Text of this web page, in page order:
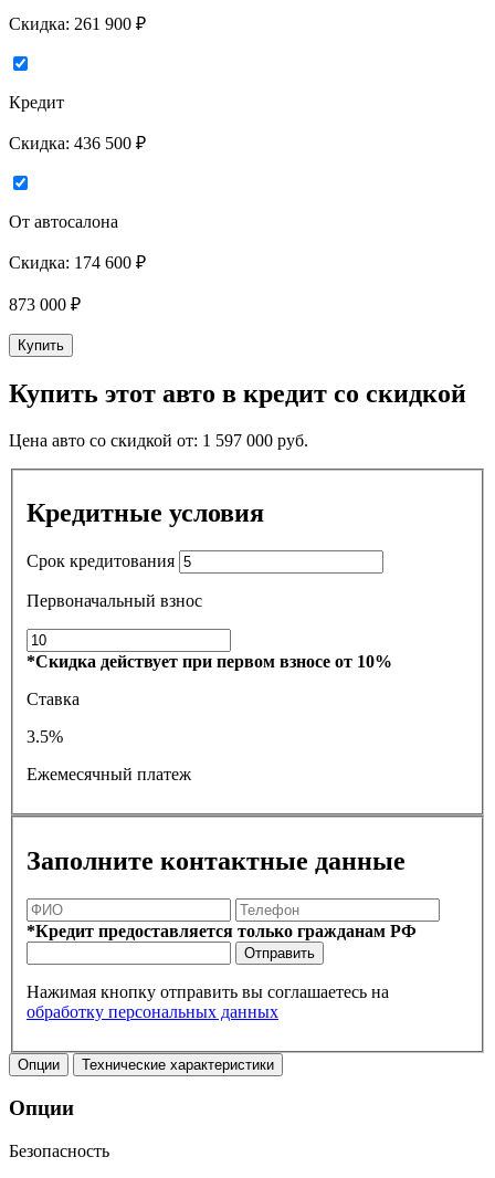
Скидка: 261 900 ₽
Кредит
Скидка: 436 500 ₽
От автосалона
Скидка: 174 600 ₽
873 000 ₽
Купить
Купить этот авто в кредит со скидкой
Цена авто со скидкой от: 1 597 000 руб.
Кредитные условия
Срок кредитования
Первоначальный взнос
*Скидка действует при первом взносе от 10%
Ставка
3.5%
Ежемесячный платеж
Заполните контактные данные
*Кредит предоставляется только гражданам РФ
Отправить
Нажимая кнопку отправить вы соглашаетесь на
обработку персональных данных
Опции Технические характеристики
Опции
Безопасность